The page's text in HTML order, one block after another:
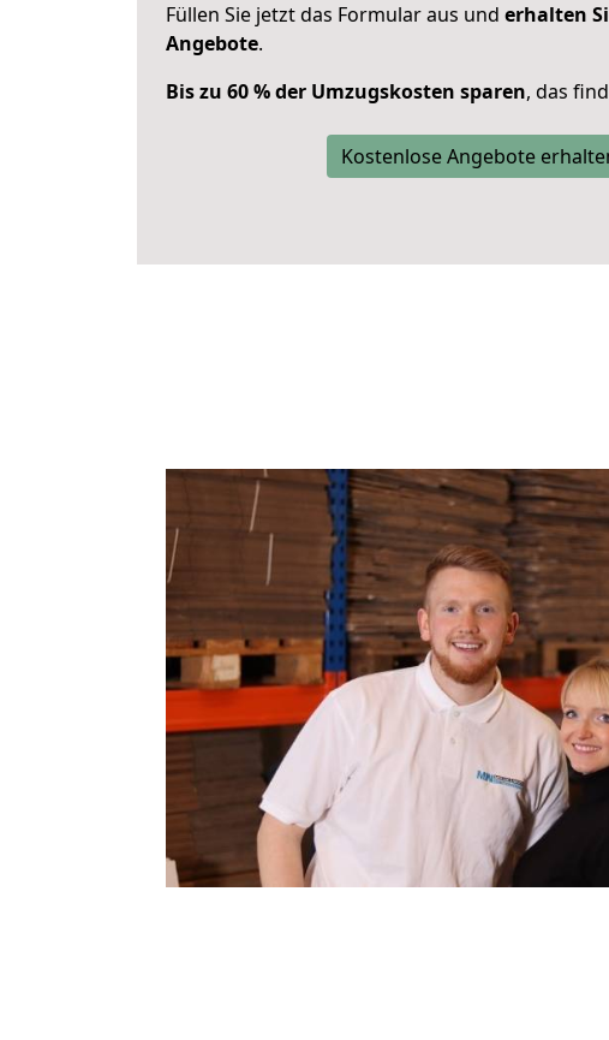
Füllen Sie jetzt das Formular aus und erhalten
Angebote.
Bis zu 60 % der Umzugskosten sparen, das
Kostenlose Angebote